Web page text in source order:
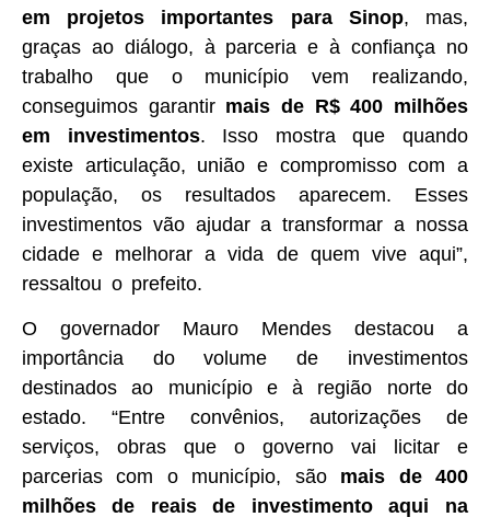
em projetos importantes para Sinop, mas,
graças ao diálogo, à parceria e à confiança no
trabalho que o município vem realizando,
conseguimos garantir mais de R$ 400 milhões
em investimentos. Isso mostra que quando
existe articulação, união e compromisso com a
população, os resultados aparecem. Esses
investimentos vão ajudar a transformar a nossa
cidade e melhorar a vida de quem vive aqui”,
ressaltou o prefeito.
O governador Mauro Mendes destacou a
importância do volume de investimentos
destinados ao município e à região norte do
estado. “Entre convênios, autorizações de
serviços, obras que o governo vai licitar e
parcerias com o município, são mais de 400
milhões de reais de investimento aqui na